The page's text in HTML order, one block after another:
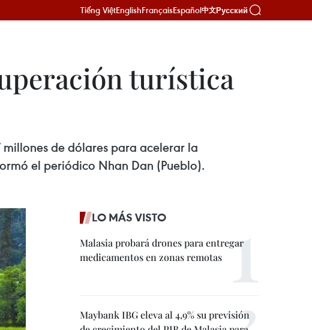
Tiếng ViệtEnglishFrançaisEspañol中文Русский
turística
de dólares para acelerar la
el periódico Nhan Dan (Pueblo).
LO MÁS VISTO
Malasia probará drones para entregar
medicamentos en zonas remotas
Maybank IBG eleva al 4,9% su previsión